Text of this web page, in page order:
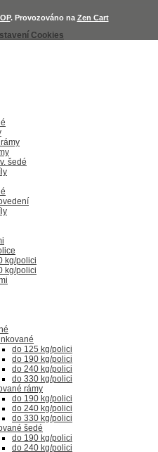
. Provozováno na Zen Cart
Cookies
šedé
kg/polici
kg/polici
do 125 kg/polici
do 190 kg/polici
do 240 kg/polici
do 330 kg/polici
rámy
do 190 kg/polici
do 240 kg/polici
do 330 kg/polici
šedé
do 190 kg/polici
do 240 kg/polici